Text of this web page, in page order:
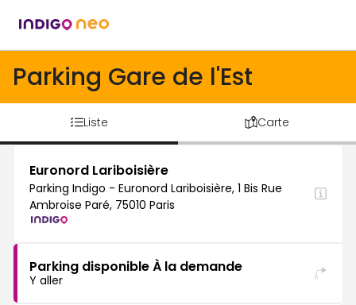
Parking Gare de l'Est
Liste Carte
Euronord Lariboisière
Parking Indigo - Euronord Lariboisière, 1 Bis Rue
Ambroise Paré, 75010 Paris
Parking disponible À la demande
Y aller